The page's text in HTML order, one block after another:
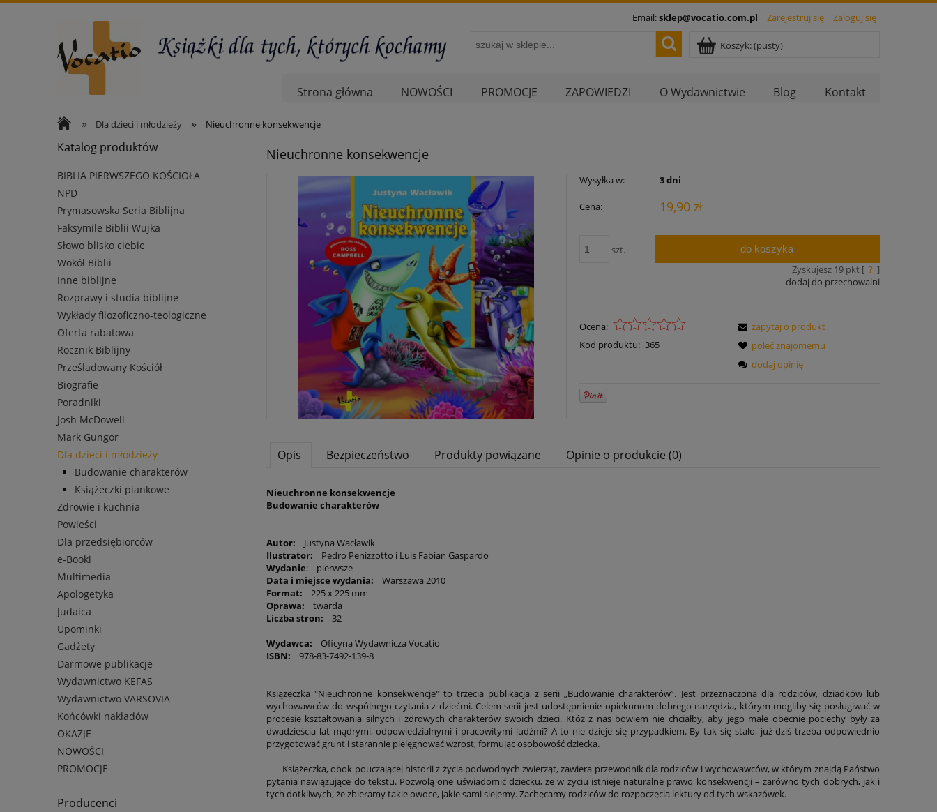
Email:sklep@vocatio.com.pl Zarejestruj się Zaloguj się
Koszyk:(pusty)
Strona główna NOWOŚCI PROMOCJE ZAPOWIEDZI O Wydawnictwie Blog Kontakt
» Dla dzieci i młodzieży » Nieuchronne konsekwencje
Katalog produktów
BIBLIA PIERWSZEGO KOŚCIOŁA
NPD
Prymasowska Seria Biblijna
Faksymile Biblii Wujka
Słowo blisko ciebie
Wokół Biblii
Inne biblijne
Rozprawy i studia biblijne
Wykłady filozoficzno-teologiczne
Oferta rabatowa
Rocznik Biblijny
Prześladowany Kościół
Biografie
Poradniki
Josh McDowell
Mark Gungor
Dla dzieci i młodzieży
Budowanie charakterów
Książeczki piankowe
Zdrowie i kuchnia
Powieści
Dla przedsiębiorców
e-Booki
Multimedia
Apologetyka
Judaica
Upominki
Gadżety
Darmowe publikacje
Wydawnictwo KEFAS
Wydawnictwo VARSOVIA
Końcówki nakładów
OKAZJE
NOWOŚCI
PROMOCJE
Producenci
Nieuchronne konsekwencje
Wysyłka w: 3 dni
Cena: 19,90 zł
szt. do koszyka
Zyskujesz 19pkt [ ? ]
dodaj do przechowalni
Ocena:
Kod produktu: 365
zapytaj o produkt
poleć znajomemu
dodaj opinię
Opis Bezpieczeństwo Produkty powiązane Opinie o produkcie (0)
Nieuchronne konsekwencje
Budowanie charakterów
Autor: Justyna Wacławik
Ilustrator: Pedro Penizzotto i Luis Fabian Gaspardo
Wydanie: pierwsze
Data i miejsce wydania: Warszawa 2010
Format:
225 x 225 mm
Oprawa:
twarda
Liczba stron:
32
Wydawca: Oficyna Wydawnicza Vocatio
ISBN:
978-83-7492-139-8
Książeczka "Nieuchronne konsekwencje" to trzecia publikacja z serii „Budowanie charakterów”. Jest przeznaczona dla rodziców, dziadków lub
wychowawców do wspólnego czytania z dziećmi. Celem serii jest udostępnienie opiekunom dobrego narzędzia, którym mogliby się posługiwać w
procesie kształtowania silnych i zdrowych charakterów swoich dzieci. Któż z nas bowiem nie chciałby, aby jego małe obecnie pociechy były za
dwadzieścia lat mądrymi, odpowiedzialnymi i pracowitymi ludźmi? A to nie dzieje się przypadkiem. By tak się stało, już dziś trzeba odpowiednio
przygotować grunt i starannie pielęgnować wzrost, formując osobowość dziecka.
Książeczka, obok pouczającej historii z życia podwodnych zwierząt, zawiera przewodnik dla rodziców i wychowawców, w którym znajdą Państwo
pytania nawiązujące do tekstu. Pozwolą one uświadomić dziecku, że w życiu istnieje naturalne prawo konsekwencji – zarówno tych dobrych, jak i
tych dotkliwych, że zbieramy takie owoce, jakie sami siejemy. Zachęcamy rodziców do rozpoczęcia lektury od tych wskazówek.